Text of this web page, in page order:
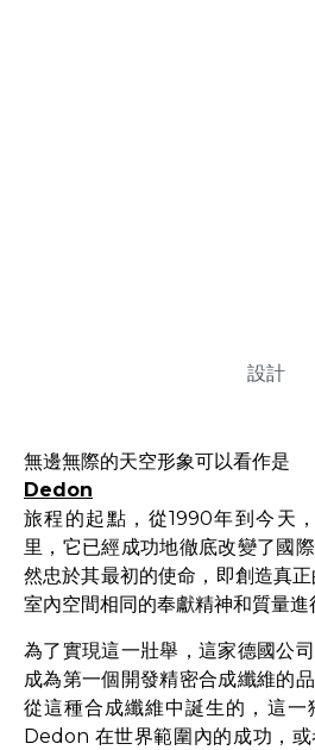
設計
無邊無際的天空形象可以看作是
Dedon
旅程的起點，從1990年到今天
里，它已經成功地徹底改變了國
然忠於其最初的使命，即創造真
室內空間相同的奉獻精神和質量進
為了實現這一壯舉，這家德國公
成為第一個開發精密合成纖維的
從這種合成纖維中誕生的，這一
Dedon 在世界範圍內的成功，